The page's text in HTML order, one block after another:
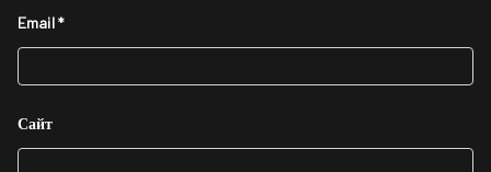
Email*
Сайт